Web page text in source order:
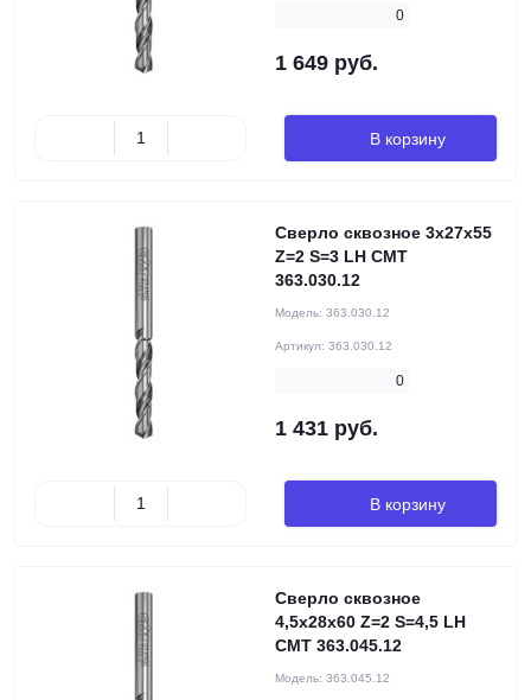
0
1 649 руб.
В корзину
Сверло сквозное 3x27x55
Z=2 S=3 LH CMT
363.030.12
Модель: 363.030.12
Артикул: 363.030.12
0
1 431 руб.
В корзину
Сверло сквозное
4,5x28x60 Z=2 S=4,5 LH
CMT 363.045.12
Модель: 363.045.12